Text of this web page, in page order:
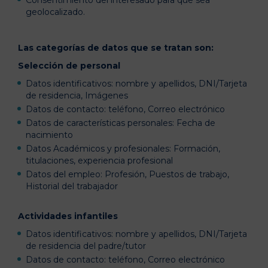
geolocalizado.
Las categorías de datos que se tratan son:
Selección de personal
Datos identificativos: nombre y apellidos, DNI/Tarjeta
de residencia, Imágenes
Datos de contacto: teléfono, Correo electrónico
Datos de características personales: Fecha de
nacimiento
Datos Académicos y profesionales: Formación,
titulaciones, experiencia profesional
Datos del empleo: Profesión, Puestos de trabajo,
Historial del trabajador
Actividades infantiles
Datos identificativos: nombre y apellidos, DNI/Tarjeta
de residencia del padre/tutor
Datos de contacto: teléfono, Correo electrónico